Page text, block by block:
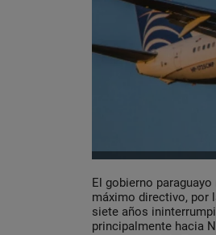
El gobierno
máximo directivo, por
siete años
principalmente hacia